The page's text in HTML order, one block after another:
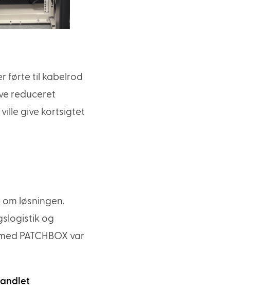
førte til kabelrod
reduceret
give kortsigtet
løsningen.
og
PATCHBOX var